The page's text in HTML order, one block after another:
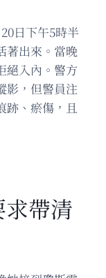
日下午5時半
著出來。當晚
絕入內。警方
影，但警員注
跡、瘀傷，且
帶清